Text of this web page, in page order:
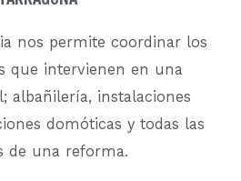
nos permite coordinar los
que intervienen en una
albañilería, instalaciones
domóticas y todas las
de una reforma.